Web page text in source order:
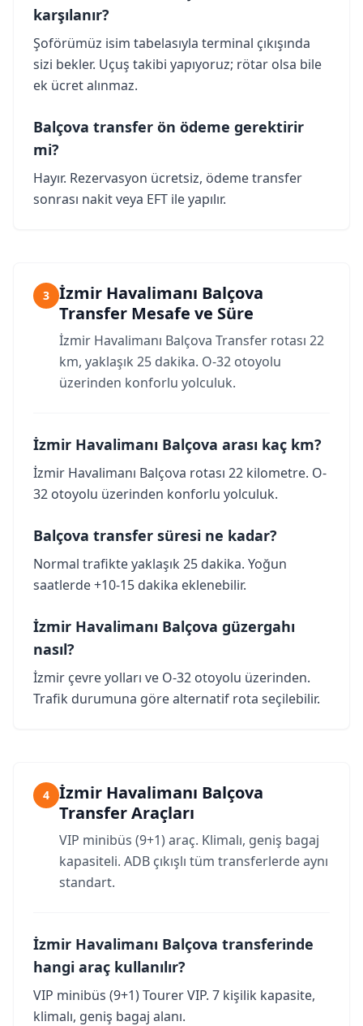
karşılanır?
Şoförümüz isim tabelasıyla terminal çıkışında
sizi bekler. Uçuş takibi yapıyoruz; rötar olsa bile
ek ücret alınmaz.
Balçova transfer ön ödeme gerektirir
mi?
Hayır. Rezervasyon ücretsiz, ödeme transfer
sonrası nakit veya EFT ile yapılır.
3
İzmir Havalimanı Balçova
Transfer Mesafe ve Süre
İzmir Havalimanı Balçova Transfer rotası 22
km, yaklaşık 25 dakika. O-32 otoyolu
üzerinden konforlu yolculuk.
İzmir Havalimanı Balçova arası kaç km?
İzmir Havalimanı Balçova rotası 22 kilometre. O-
32 otoyolu üzerinden konforlu yolculuk.
Balçova transfer süresi ne kadar?
Normal trafikte yaklaşık 25 dakika. Yoğun
saatlerde +10-15 dakika eklenebilir.
İzmir Havalimanı Balçova güzergahı
nasıl?
İzmir çevre yolları ve O-32 otoyolu üzerinden.
Trafik durumuna göre alternatif rota seçilebilir.
4
İzmir Havalimanı Balçova
Transfer Araçları
VIP minibüs (9+1) araç. Klimalı, geniş bagaj
kapasiteli. ADB çıkışlı tüm transferlerde aynı
standart.
İzmir Havalimanı Balçova transferinde
hangi araç kullanılır?
VIP minibüs (9+1) Tourer VIP. 7 kişilik kapasite,
klimalı, geniş bagaj alanı.